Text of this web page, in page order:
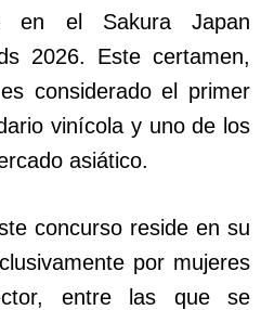
en el Sakura Japan
2026. Este certamen,
considerado el primer
vinícola y uno de los
asiático.
concurso reside en su
por mujeres
entre las que se